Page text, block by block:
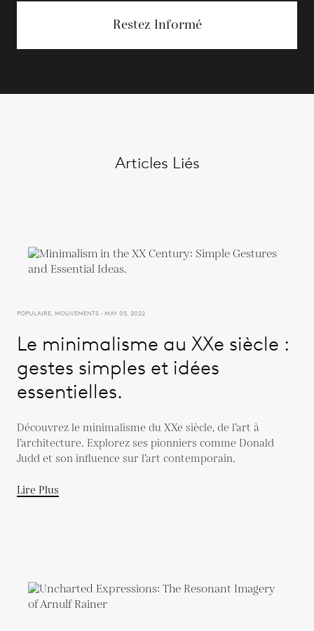
Restez Informé
Articles Liés
POPULAIRE, MOUVEMENTS - MAY 05, 2022
Le minimalisme au XXe siècle :
gestes simples et idées
essentielles.
Découvrez le minimalisme du XXe siècle, de l’art à
l’architecture. Explorez ses pionniers comme Donald
Judd et son influence sur l’art contemporain.
Lire Plus